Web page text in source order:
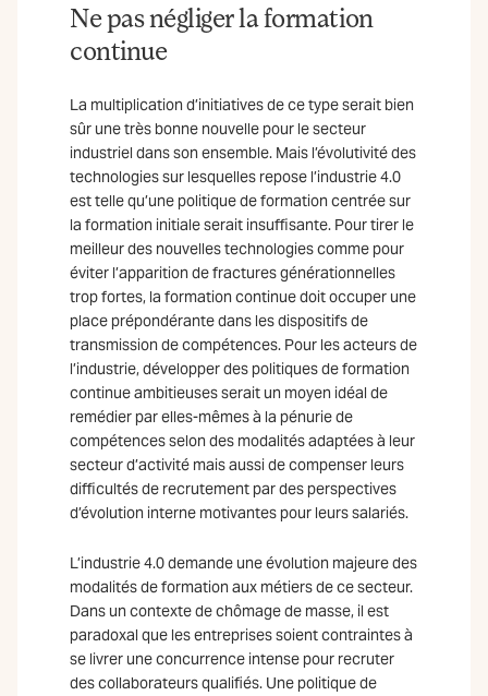
Ne pas négliger la formation
continue
La multiplication d’initiatives de ce type serait bien
sûr une très bonne nouvelle pour le secteur
industriel dans son ensemble. Mais l’évolutivité des
technologies sur lesquelles repose l’industrie 4.0
est telle qu’une politique de formation centrée sur
la formation initiale serait insuffisante. Pour tirer le
meilleur des nouvelles technologies comme pour
éviter l’apparition de fractures générationnelles
trop fortes, la formation continue doit occuper une
place prépondérante dans les dispositifs de
transmission de compétences. Pour les acteurs de
l’industrie, développer des politiques de formation
continue ambitieuses serait un moyen idéal de
remédier par elles-mêmes à la pénurie de
compétences selon des modalités adaptées à leur
secteur d’activité mais aussi de compenser leurs
difficultés de recrutement par des perspectives
d’évolution interne motivantes pour leurs salariés.
L’industrie 4.0 demande une évolution majeure des
modalités de formation aux métiers de ce secteur.
Dans un contexte de chômage de masse, il est
paradoxal que les entreprises soient contraintes à
se livrer une concurrence intense pour recruter
des collaborateurs qualifiés. Une politique de